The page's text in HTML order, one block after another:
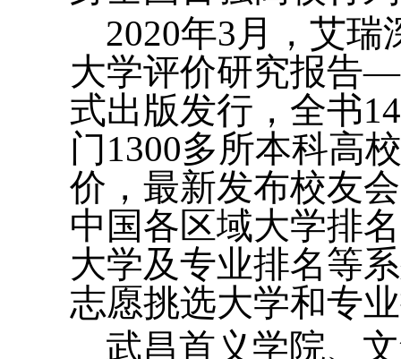
2020年3月，艾瑞
大学评价研究报告
式出版发行，全书
门1300多所本科高
价，最新发布校友
中国各区域大学排
大学及专业排名等
志愿挑选大学和专
武昌首义学院、